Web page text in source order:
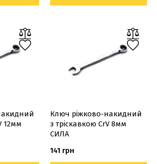
12мм
Ключ ріжково-накидний
з тріскавкою CrV 8мм
СИЛА
141 грн